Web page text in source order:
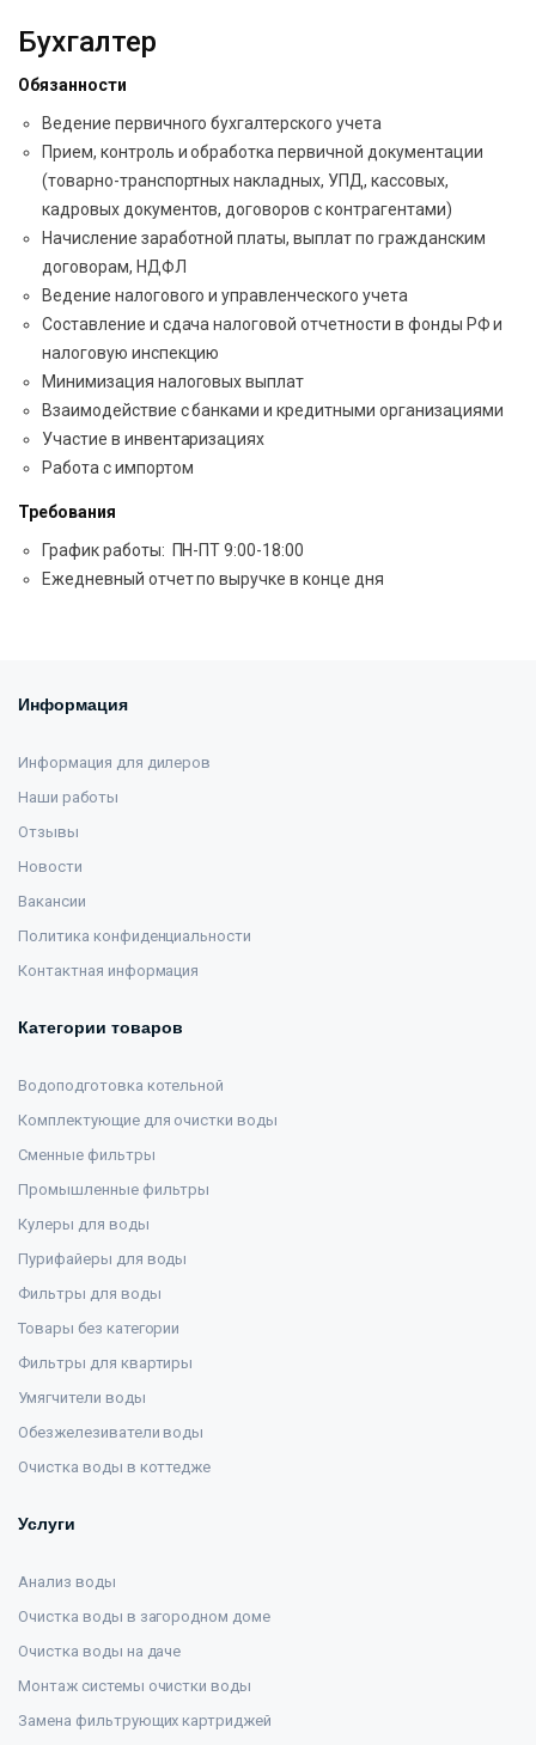
Бухгалтер
Обязанности
Ведение первичного бухгалтерского учета
Прием, контроль и обработка первичной документации
(товарно-транспортных накладных, УПД, кассовых,
кадровых документов, договоров с контрагентами)
Начисление заработной платы, выплат по гражданским
договорам, НДФЛ
Ведение налогового и управленческого учета
Составление и сдача налоговой отчетности в фонды РФ и
налоговую инспекцию
Минимизация налоговых выплат
Взаимодействие с банками и кредитными организациями
Участие в инвентаризациях
Работа с импортом
Требования
График работы: ПН-ПТ 9:00-18:00
Ежедневный отчет по выручке в конце дня
Информация
Информация для дилеров
Наши работы
Отзывы
Новости
Вакансии
Политика конфиденциальности
Контактная информация
Категории товаров
Водоподготовка котельной
Комплектующие для очистки воды
Сменные фильтры
Промышленные фильтры
Кулеры для воды
Пурифайеры для воды
Фильтры для воды
Товары без категории
Фильтры для квартиры
Умягчители воды
Обезжелезиватели воды
Очистка воды в коттедже
Услуги
Анализ воды
Очистка воды в загородном доме
Очистка воды на даче
Монтаж системы очистки воды
Замена фильтрующих картриджей